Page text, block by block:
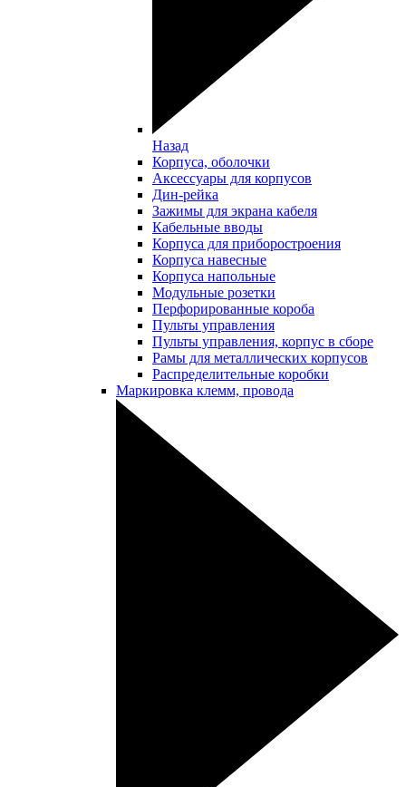
Назад
Корпуса, оболочки
Аксессуары для корпусов
Дин-рейка
Зажимы для экрана кабеля
Кабельные вводы
Корпуса для приборостроения
Корпуса навесные
Корпуса напольные
Модульные розетки
Перфорированные короба
Пульты управления
Пульты управления, корпус в сборе
Рамы для металлических корпусов
Распределительные коробки
Маркировка клемм, провода